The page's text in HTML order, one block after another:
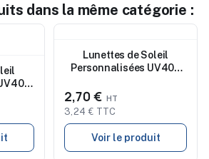
dans la même catégorie :
Lunettes de Soleil
Personnalisées UV400
2,70 €
3,24 € TTC
Voir le produit